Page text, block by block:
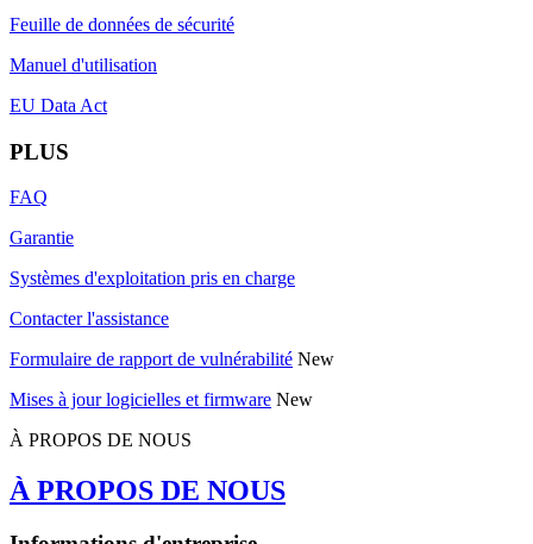
Feuille de données de sécurité
Manuel d'utilisation
EU Data Act
PLUS
FAQ
Garantie
Systèmes d'exploitation pris en charge
Contacter l'assistance
Formulaire de rapport de vulnérabilité New
Mises à jour logicielles et firmware New
À PROPOS DE NOUS
À PROPOS DE NOUS